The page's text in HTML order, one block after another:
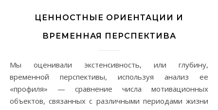
ЦЕННОСТНЫЕ ОРИЕНТАЦИИ И
ВРЕМЕННАЯ ПЕРСПЕКТИВА
Мы оценивали экстенсивность, или глубину,
временной перспективы, используя анализ ее
«профиля» — сравнение числа мотивационных
объектов, связанных с различными периодами жизни